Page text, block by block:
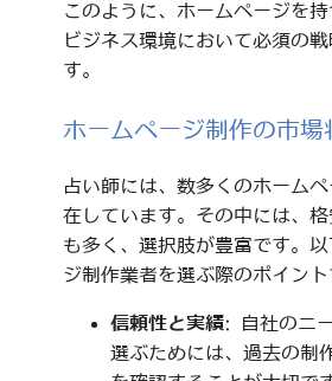
このように、ホームページを
ビジネス環境において必須の
す。
ホームページ制作の市場
占い師には、数多くのホーム
在しています。その中には、
も多く、選択肢が豊富です。
ジ制作業者を選ぶ際のポイント
信頼性と実績: 自社のニ
選ぶためには、過去の制